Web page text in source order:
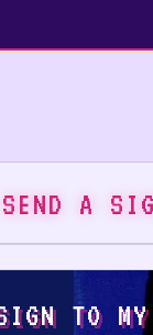
SEND A
TO